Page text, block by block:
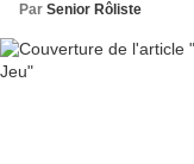
Par Senior Rôliste